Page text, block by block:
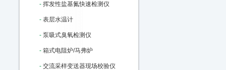
- 挥发性盐基氮快速检测仪
- 表层水温计
- 泵吸式臭氧检测仪
- 箱式电阻炉/马弗炉
- 交流采样变送器现场校验仪